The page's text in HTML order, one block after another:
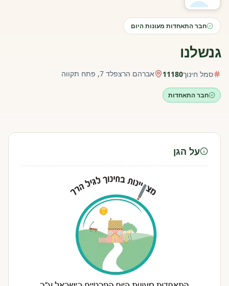
חבר התאחדות מעונות היום
גנשלנו
סמל חינוך11180 אברהם הרצפלד 7, פתח תקווה
חבר התאחדות
על הגן